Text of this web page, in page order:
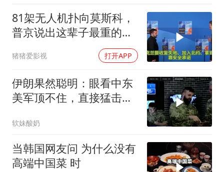
81架无人机扑向莫斯科，
普京说出这辈子最重的一
猪猪爱影视 打开APP
伊朗果然聪明：眼看中东
美军顶不住，直接猛击要
软妹酸奶
当韩国网友问 为什么没有
高端中国菜 时